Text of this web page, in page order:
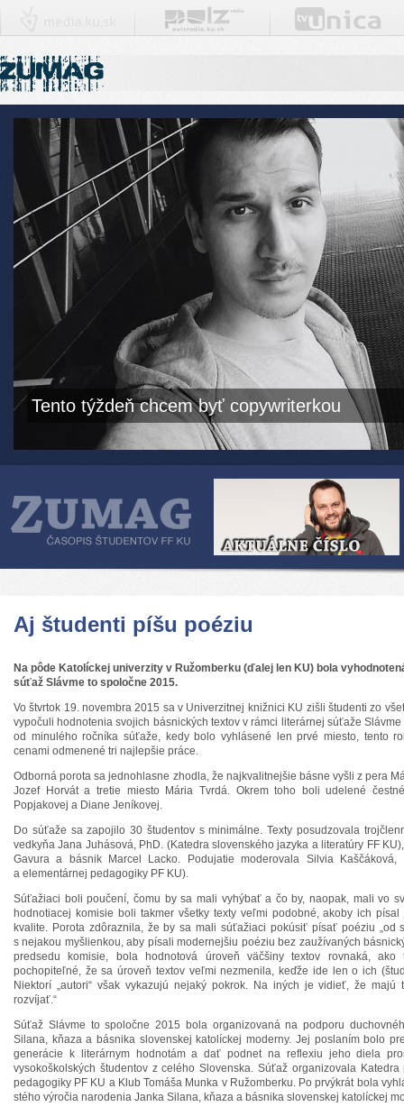
Tento týždeň chcem byť copywriterkou
Aj študenti píšu poéziu
Na pôde Katolíckej univerzity v Ružomberku (ďalej len KU) bola
súťaž Slávme to spoločne 2015.
Vo štvrtok 19. novembra 2015 sa v Univerzitnej knižnici KU zišli študenti zo
vypočuli hodnotenia svojich básnických textov v rámci literárnej súťaže
od minulého ročníka súťaže, kedy bolo vyhlásené len prvé miesto, tento
cenami odmenené tri najlepšie práce.
Odborná porota sa jednohlasne zhodla, že najkvalitnejšie básne vyšli z pera
Jozef Horvát a tretie miesto Mária Tvrdá. Okrem toho boli udelené
Popjakovej a Diane Jeníkovej.
Do súťaže sa zapojilo 30 študentov s minimálne. Texty posudzovala
vedkyňa Jana Juhásová, PhD. (Katedra slovenského jazyka a literatúry FF
Gavura a básnik Marcel Lacko. Podujatie moderovala Silvia Kaščáková,
a elementárnej pedagogiky PF KU).
Súťažiaci boli poučení, čomu by sa mali vyhýbať a čo by, naopak, mali vo
hodnotiacej komisie boli takmer všetky texty veľmi podobné, akoby ich
kvalite. Porota zdôraznila, že by sa mali súťažiaci pokúsiť písať poéziu „od
s nejakou myšlienkou, aby písali modernejšiu poéziu bez zaužívaných
predsedu komisie, bola hodnotová úroveň väčšiny textov rovnaká,
pochopiteľné, že sa úroveň textov veľmi nezmenila, keďže ide len o ich
Niektorí „autori“ však vykazujú nejaký pokrok. Na iných je vidieť, že
rozvíjať.“
Súťaž Slávme to spoločne 2015 bola organizovaná na podporu
Silana, kňaza a básnika slovenskej katolíckej moderny. Jej poslaním bolo
generácie k literárnym hodnotám a dať podnet na reflexiu jeho diela
vysokoškolských študentov z celého Slovenska. Súťaž organizovala
pedagogiky PF KU a Klub Tomáša Munka v Ružomberku. Po prvýkrát bola
stého výročia narodenia Janka Silana, kňaza a básnika slovenskej katolíckej